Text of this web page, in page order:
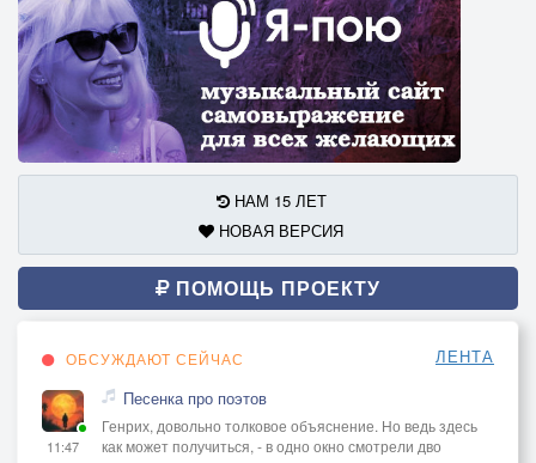
Если веры в любовь не утратил…
03.12.2021
НАМ 15 ЛЕТ
НОВАЯ ВЕРСИЯ
ПОМОЩЬ ПРОЕКТУ
ОБСУЖДАЮТ СЕЙЧАС ЛЕНТА
11:47
Песенка про поэтов
Генрих, довольно толковое объяснение. Но ведь здесь
как может получиться, - в одно окно смотрели дво